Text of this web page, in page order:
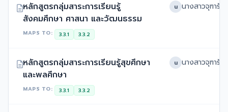
หลักสูตรกลุ่มสาระการเรียนรู้
สังคมศึกษา ศาสนา และวัฒนธรรม
MAPS TO: 3.3.1 3.3.2
น
หลักสูตรกลุ่มสาระการเรียนรู้สุขศึกษา
และพลศึกษา
MAPS TO: 3.3.1 3.3.2
น